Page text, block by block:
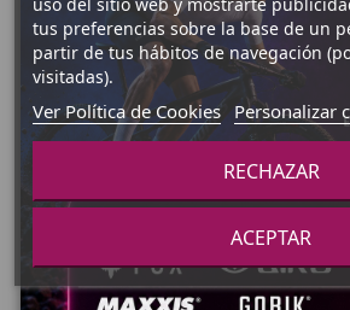
Envío Gratuito (+70€)
tus preferencias sobre la base de un
partir de tus hábitos de navegación
visitadas).
Ver Política de Cookies Personalizar
RECHAZAR
ACEPTAR